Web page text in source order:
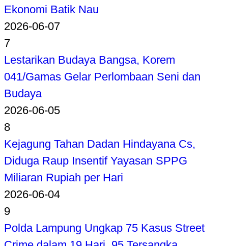
Ekonomi Batik Nau
2026-06-07
7
Lestarikan Budaya Bangsa, Korem
041/Gamas Gelar Perlombaan Seni dan
Budaya
2026-06-05
8
Kejagung Tahan Dadan Hindayana Cs,
Diduga Raup Insentif Yayasan SPPG
Miliaran Rupiah per Hari
2026-06-04
9
Polda Lampung Ungkap 75 Kasus Street